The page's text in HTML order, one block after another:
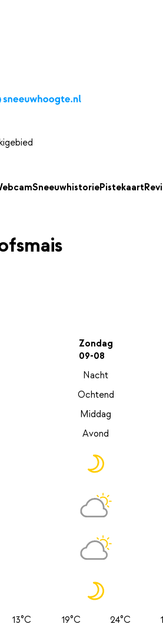
Kaarten
SneeuwhistoriePistekaart
Zondag
09-08
Nacht
Ochtend
Middag
Avond
13°C 19°C 24°C